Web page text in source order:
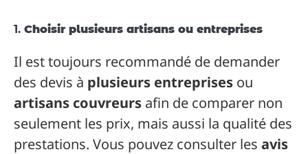
1. Choisir plusieurs artisans ou entreprises
Il est toujours recommandé de demander
des devis à plusieurs entreprises ou
artisans couvreurs afin de comparer non
seulement les prix, mais aussi la qualité des
prestations. Vous pouvez consulter les avis